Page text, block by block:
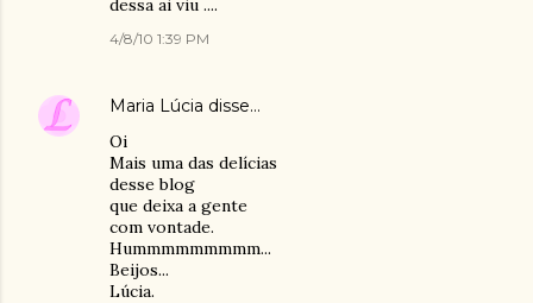
dessa ai viu ....
4/8/10 1:39 PM
Maria Lúcia disse…
Oi
Mais uma das delícias
desse blog
que deixa a gente
com vontade.
Hummmmmmmmm...
Beijos...
Lúcia.